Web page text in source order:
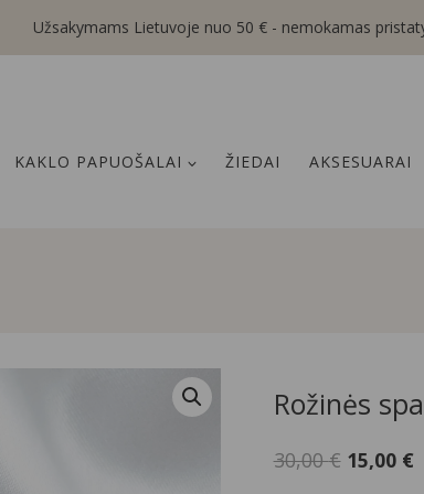
Užsakymams Lietuvoje nuo 50 € - nemokamas
KAKLO PAPUOŠALAI ŽIEDAI AKSESUARAI
Rožinės
30,00€ Original
15,00 €